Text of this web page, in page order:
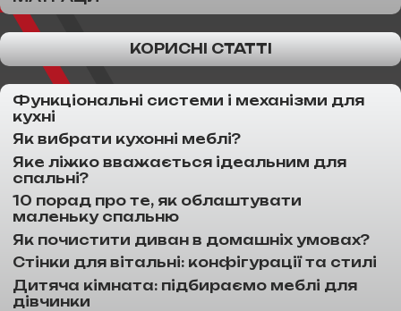
КОРИСНІ СТАТТІ
Функціональні системи і механізми для
кухні
Як вибрати кухонні меблі?
Яке ліжко вважається ідеальним для
спальні?
10 порад про те, як облаштувати
маленьку спальню
Як почистити диван в домашніх умовах?
Стінки для вітальні: конфігурації та стилі
Дитяча кімната: підбираємо меблі для
дівчинки